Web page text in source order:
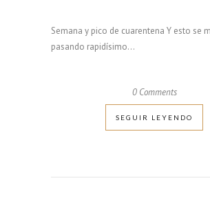
Semana y pico de cuarentena Y esto se
pasando rapidísimo...
0 Comments
SEGUIR LEYENDO